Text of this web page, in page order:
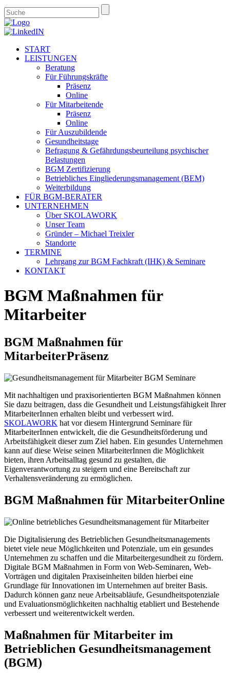
START
LEISTUNGEN
Beratung
Für Führungskräfte
Präsenz
Online
Für Mitarbeitende
Präsenz
Online
Für Auszubildende
Gesundheitstage
Befragung & Gefährdungsbeurteilung psychischer
Belastungen
BGM Zertifizierung
Betriebliches Eingliederungsmanagement (BEM)
Weiterbildung
FÜR BGM-BERATER
UNTERNEHMEN
Über SKOLAWORK
Unser Team
Gründer – Michael Treixler
Standorte
TERMINE
Lehrgang zur BGM Fachkraft (IHK) & Seminare
KONTAKT
BGM Maßnahmen für
Mitarbeiter
BGM Maßnahmen für
MitarbeiterPräsenz
Mit nachhaltigen und praxisorientierten BGM Maßnahmen können
Sie dazu beitragen, dass die Gesundheit und Leistungsfähigkeit Ihrer
MitarbeiterInnen erhalten bleibt und verbessert wird.
SKOLAWORK hat vor diesem Hintergrund Seminare für
MitarbeiterInnen entwickelt, die die Gesundheitsförderung und
Arbeitsfähigkeit dieser zum Ziel haben. Ein gesundes Unternehmen
kann auf diese Weise seinen MitarbeiterInnen die Möglichkeit
bieten, ihren Arbeitsalltag gesund zu gestalten, die
Eigenverantwortung zu steigern und eine Bereitschaft zur
Verhaltensveränderung zu ermöglichen.
BGM Maßnahmen für MitarbeiterOnline
Die Digitalisierung des Betrieblichen Gesundheitsmanagements
bietet viele neue Möglichkeiten und Potenziale, um ein gesundes
Unternehmen zu schaffen und die Mitarbeitergesundheit zu fördern.
Digitale BGM Maßnahmen in Form von Web-Seminaren, Web-
Vorträgen und digitalen Praxiseinheiten bilden hierbei eine
Grundlage für Innovationen im Unternehmen auf breiter Basis.
Dadurch können ganz neue Arbeitsabläufe, Gesundheitspotenziale
und Evaluationsmöglichkeiten nachhaltig etabliert und Bestehende
verbessert und weiterentwickelt werden.
Maßnahmen für Mitarbeiter im
Betrieblichen Gesundheitsmanagement
(BGM)